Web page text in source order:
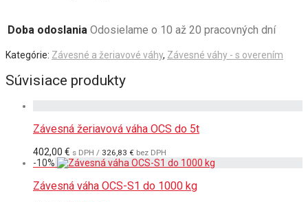
Doba odoslania Odosielame o 10 až 20 pracovných dní
Kategórie: Závesné a žeriavové váhy, Závesné váhy - s overením
Súvisiace produkty
Závesná žeriavová váha OCS do 5t
402,00 € s DPH / 326,83 € bez DPH
-10%
Závesná váha OCS-S1 do 1000 kg